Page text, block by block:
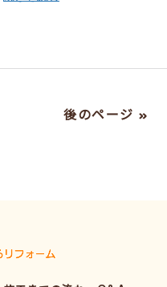
後のページ »